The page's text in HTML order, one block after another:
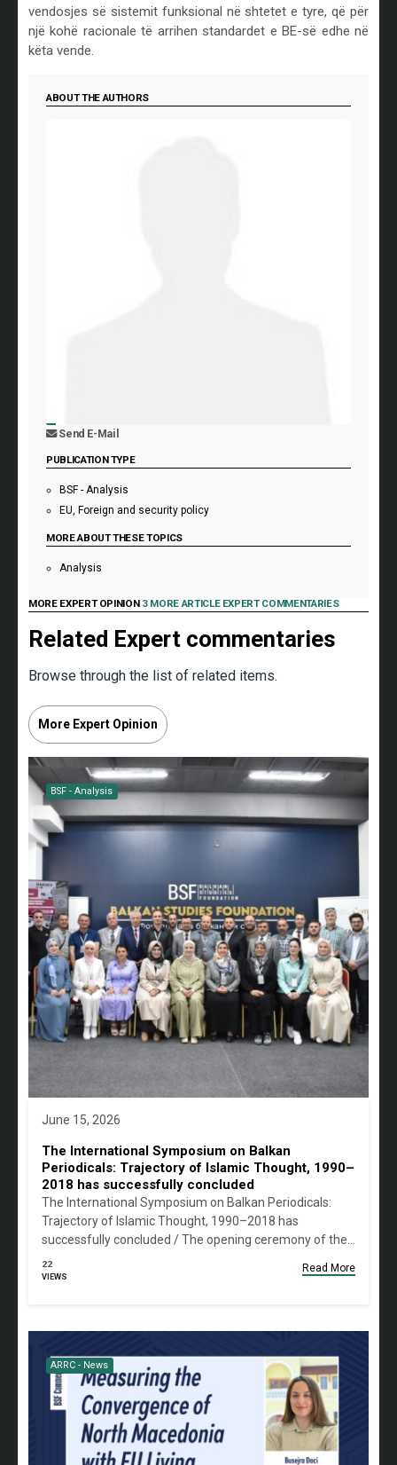
vendosjes së sistemit funksional në shtetet e tyre, që për
një kohë racionale të arrihen standardet e BE-së edhe në
këta vende.
ABOUT THE AUTHORS
Send E-Mail
PUBLICATION TYPE
BSF - Analysis
EU, Foreign and security policy
MORE ABOUT THESE TOPICS
Analysis
MORE EXPERT OPINION 3 MORE ARTICLE EXPERT COMMENTARIES
Related Expert commentaries
Browse through the list of related items.
More Expert Opinion
BSF - Analysis
June 15, 2026
The International Symposium on Balkan
Periodicals: Trajectory of Islamic Thought, 1990–
2018 has successfully concluded
The International Symposium on Balkan Periodicals:
Trajectory of Islamic Thought, 1990–2018 has
successfully concluded / The opening ceremony of the…
22
VIEWS
Read More
ARRC - News